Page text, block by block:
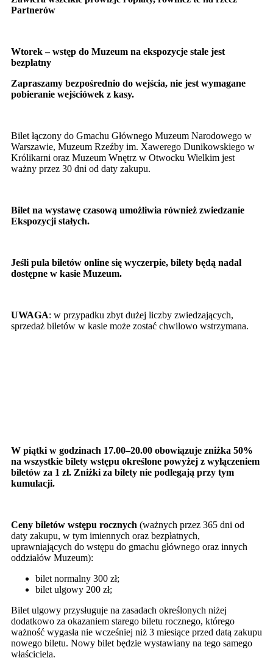
Partnerów
Wtorek – wstęp do Muzeum na ekspozycje stałe jest
bezpłatny
Zapraszamy bezpośrednio do wejścia, nie jest wymagane
pobieranie wejściówek z kasy.
Bilet łączony do Gmachu Głównego Muzeum Narodowego w
Warszawie, Muzeum Rzeźby im. Xawerego Dunikowskiego w
Królikarni oraz Muzeum Wnętrz w Otwocku Wielkim jest
ważny przez 30 dni od daty zakupu.
Bilet na wystawę czasową umożliwia również zwiedzanie
Ekspozycji stałych.
Jeśli pula biletów online się wyczerpie, bilety będą nadal
dostępne w kasie Muzeum.
UWAGA: w przypadku zbyt dużej liczby zwiedzających,
sprzedaż biletów w kasie może zostać chwilowo wstrzymana.
W piątki w godzinach 17.00–20.00 obowiązuje zniżka 50%
na wszystkie bilety wstępu określone powyżej z wyłączeniem
biletów za 1 zł. Zniżki za bilety nie podlegają przy tym
kumulacji.
Ceny biletów wstępu rocznych (ważnych przez 365 dni od
daty zakupu, w tym imiennych oraz bezpłatnych,
uprawniających do wstępu do gmachu głównego oraz innych
oddziałów Muzeum):
bilet normalny 300 zł;
bilet ulgowy 200 zł;
Bilet ulgowy przysługuje na zasadach określonych niżej
dodatkowo za okazaniem starego biletu rocznego, którego
ważność wygasła nie wcześniej niż 3 miesiące przed datą zakupu
nowego biletu. Nowy bilet będzie wystawiany na tego samego
właściciela.